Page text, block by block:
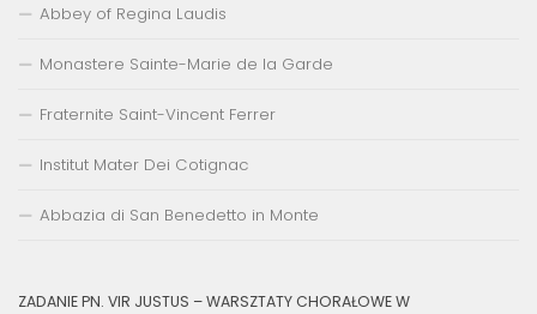
Abbey of Regina Laudis
Monastere Sainte-Marie de la Garde
Fraternite Saint-Vincent Ferrer
Institut Mater Dei Cotignac
Abbazia di San Benedetto in Monte
ZADANIE PN. VIR JUSTUS – WARSZTATY CHORAŁOWE W